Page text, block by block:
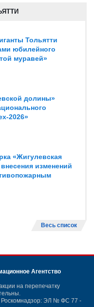
Тольятти
юбилейного
муравей»
долины»
2026»
«Жигулевская
изменений
Весь список
Агентство
на перепечатку
Роскомнадзор: ЭЛ № ФС 77 -